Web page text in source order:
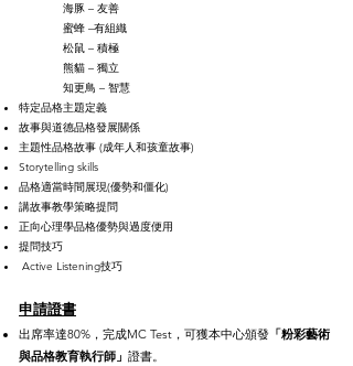
海豚 – 友善
蜜蜂 –有組織
松鼠 – 積極
熊貓 – 獨立
知更鳥 – 智慧
特定品格主題定義
​故事與道德品格發展關係
主題性品格故事 (成年人和孩童故事)
Storytelling skills
品格適當時間展現(優勢和僵化)
講故事教學策略提問
正向心理學品格優勢與過度便用
提問技巧
​ Active Listening技巧
申請證書
出席率達80%，完成MC Test ，可獲本中心頒發 「粉彩藝術
與品格教育執行師 」 證書。